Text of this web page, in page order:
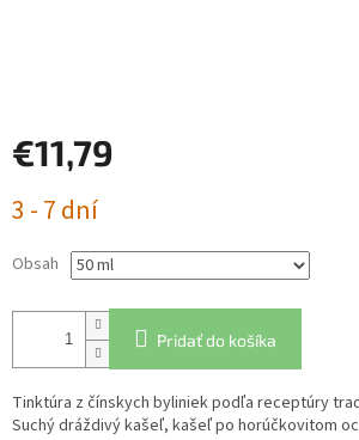
€11,79
cena:
3 - 7 dní
Obsah
Pridať do košíka
Tinktúra z čínskych byliniek podľa receptúry
Suchý dráždivý kašeľ, kašeľ po horúčkovitom